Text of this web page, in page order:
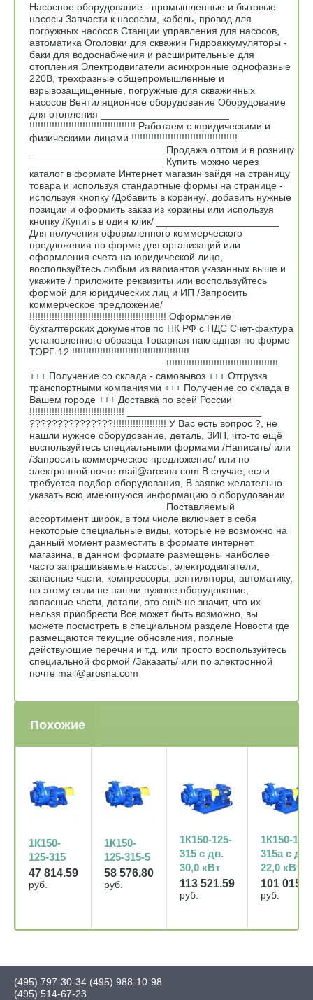
Насосное оборудование - промышленные и бытовые
насосы Запчасти к насосам, кабель, провод для
погружных насосов Станции управления для насосов,
автоматика Оголовки для скважин Гидроаккумуляторы -
баки для водоснабжения и расширительные для
отопления Электродвигатели асинхронные однофазные
220В, трехфазные общепромышленные и
взрывозащищенные, погружные для скважинных
насосов Вентиляционное оборудование Оборудование
для отопления _______________________
!!!!!!!!!!!!!!!!!!!!!!!!!!!!!!!!!!!!!! Работаем с юридическими и
физическими лицами !!!!!!!!!!!!!!!!!!!!!!!!!!!!!!!!!!!!!!
________________________ Продажа оптом и в розницу
________________________ Купить можно через
каталог в формате Интернет магазин зайдя на страницу
товара и используя стандартные формы на странице -
используя кнопку /Добавить в корзину/, добавить нужные
позиции и оформить заказ из корзины или используя
кнопку /Купить в один клик/ ______________________
Для получения оформленного коммерческого
предложения по форме для организаций или
оформления счета на юридической лицо,
воспользуйтесь любым из вариантов указанных выше и
укажите / приложите реквизиты или воспользуйтесь
формой для юридических лиц и ИП /Запросить
коммерческое предложение/
!!!!!!!!!!!!!!!!!!!!!!!!!!!!!!!!!!!!!!!!!!!!!!!!! Оформление
бухгалтерских документов по НК РФ с НДС Счет-фактура
установленного образца Товарная накладная по форме
ТОРГ-12 !!!!!!!!!!!!!!!!!!!!!!!!!!!!!!!!!!!!!!!!!!
________________________ !!!!!!!!!!!!!!!!!!!!!!!!!!!!!!!!!!!!!!!!
+++ Получение со склада - самовывоз +++ Отгрузка
транспортными компаниями +++ Получение со склада в
Вашем городе +++ Доставка по всей России
!!!!!!!!!!!!!!!!!!!!!!!!!!!!!!!!!! ________________________
???????????????!!!!!!!!!!!!!!!!!!! У Вас есть вопрос ?, не
нашли нужное оборудование, деталь, ЗИП, что-то ещё
воспользуйтесь специальными формами /Написать/ или
/Запросить коммерческое предложение/ или по
электронной почте mail@arosna.com В случае, если
требуется подбор оборудования, В заявке желательно
указать всю имеющуюся информацию о оборудовании
________________________ Поставляемый
ассортимент широк, в том числе включает в себя
некоторые специальные виды, которые не возможно на
данный момент разместить в формате интернет
магазина, в данном формате размещены наиболее
часто запрашиваемые насосы, электродвигатели,
запасные части, компрессоры, вентиляторы, автоматику,
по этому если не нашли нужное оборудование,
запасные части, детали, это ещё не значит, что их
нельзя приобрести Все может быть возможно, вы
можете посмотреть в специальном разделе Новости где
размещаются текущие обновления, полные
действующие перечни и т.д. или просто воспользуйтесь
специальной формой /Заказать/ или по электронной
почте mail@arosna.com
Похожие
1К150-
125-315
47 814.59
руб.
1К150-
125-315-5
58 576.80
руб.
1К150-125-
315 с дв.
30,0 кВт
113 521.59
руб.
1К150-125-
315а с дв.
22,0 кВт
101
руб.
(495) 797-30-34 (495) 988-10-98
(495) 514-67-23